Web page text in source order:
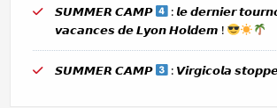
𝙎𝙐𝙈𝙈𝙀𝙍 𝘾𝘼𝙈𝙋
: 𝙡𝙚 𝙙𝙚𝙧𝙣𝙞𝙚𝙧
𝙫𝙖𝙘𝙖𝙣𝙘𝙚𝙨 𝙙𝙚 𝙇𝙮𝙤𝙣 𝙃𝙤𝙡𝙙𝙚𝙢 !
𝙎𝙐𝙈𝙈𝙀𝙍 𝘾𝘼𝙈𝙋 : 𝙑𝙞𝙧𝙜𝙞𝙘𝙤𝙡𝙖